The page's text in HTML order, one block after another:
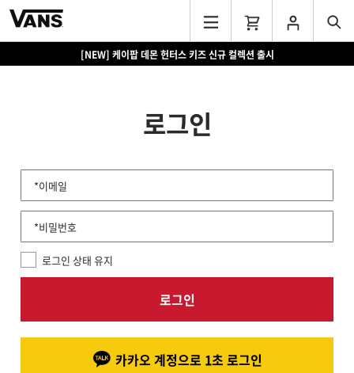
[NEW] 케이팝 데몬 헌터스 키즈 신규 컬렉션 출시
로그인
*이메일
*비밀번호
로그인 상태 유지
로그인
카카오 계정으로 1초 로그인